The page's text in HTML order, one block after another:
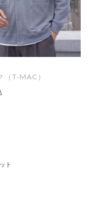
（T-MAC）
ト